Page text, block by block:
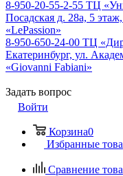
8-950-20-55-2-55 ТЦ
Посадская д. 28а, 5
«LePassion»
8-950-650-24-00 ТЦ
Екатеринбург, ул.
«Giovanni Fabiani»
Задать вопрос
Войти
Корзина0
Избранные
Сравнение